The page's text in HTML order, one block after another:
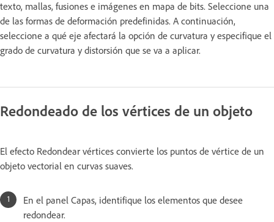
texto, mallas, fusiones e imágenes en mapa de bits. Seleccione una
de las formas de deformación predefinidas. A continuación,
seleccione a qué eje afectará la opción de curvatura y especifique el
grado de curvatura y distorsión que se va a aplicar.
Redondeado de los vértices de un objeto
El efecto Redondear vértices convierte los puntos de vértice de un
objeto vectorial en curvas suaves.
En el panel Capas, identifique los elementos que desee
redondear.